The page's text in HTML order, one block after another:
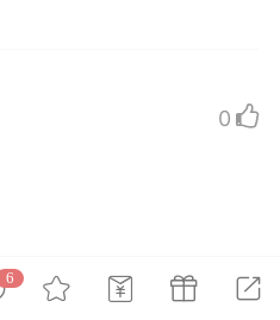
没找到留
，哭是没有
6
0